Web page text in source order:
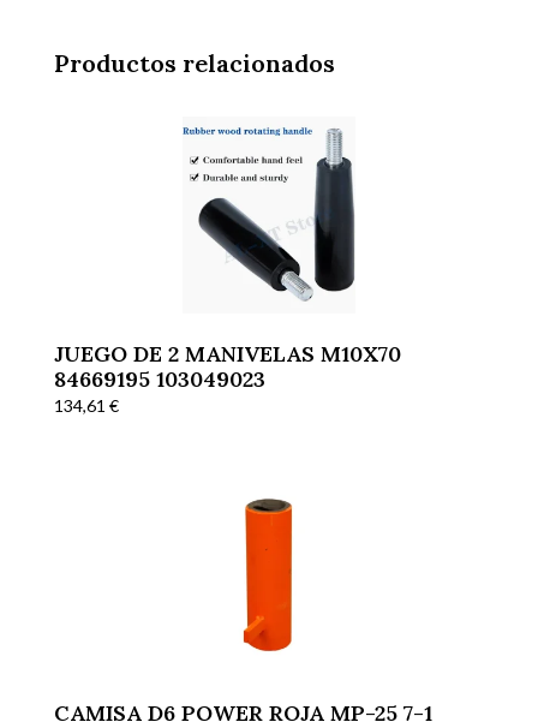
Productos relacionados
JUEGO DE 2 MANIVELAS M10X70
84669195 103049023
134,61 €
CAMISA D6 POWER ROJA MP-25 7-1